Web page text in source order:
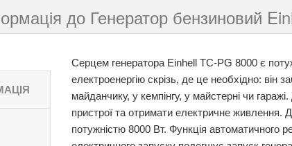
до Генератор бензиновий
Серцем генератора Einhell TC-PG 8000 є
електроенергію скрізь, де це необхідно: він
майданчику, у кемпінгу, у майстерні чи
пристрої та отримати електричне живлення.
потужністю 8000 Вт. Функція автоматичного